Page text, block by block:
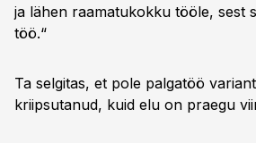
ja lähen raamatukokku tööle, sest
töö.“
Ta selgitas, et pole palgatöö
kriipsutanud, kuid elu on praegu